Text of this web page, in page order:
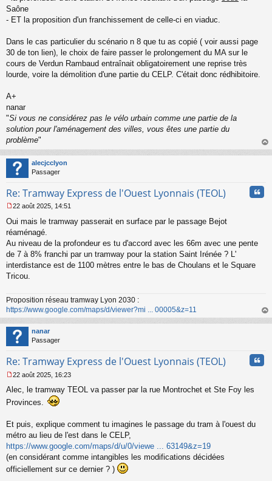
Saône
- ET la proposition d'un franchissement de celle-ci en viaduc.
Dans le cas particulier du scénario n 8 que tu as copié ( voir aussi page
30 de ton lien), le choix de faire passer le prolongement du MA sur le
cours de Verdun Rambaud entraînait obligatoirement une reprise très
lourde, voire la démolition d'une partie du CELP. C'était donc rédhibitoire.
A+
nanar
"Si vous ne considérez pas le vélo urbain comme une partie de la
solution pour l'aménagement des villes, vous êtes une partie du
problème"
au
alecjcclyon
Passager
Re: Tramway Express de l'Ouest Lyonnais (TEOL)
e
s
g
e
n
l
u
22 août 2025, 14:51
Oui mais le tramway passerait en surface par le passage Bejot
réaménagé.
Au niveau de la profondeur es tu d'accord avec les 66m avec une pente
de 7 à 8% franchi par un tramway pour la station Saint Irénée ? L'
interdistance est de 1100 mètres entre le bas de Choulans et le Square
Tricou.
Proposition réseau tramway Lyon 2030 :
https://www.google.com/maps/d/viewer?mi ... 00005&z=11
au
nanar
Passager
Re: Tramway Express de l'Ouest Lyonnais (TEOL)
e
s
g
e
n
o
l
22 août 2025, 16:23
Alec, le tramway TEOL va passer par la rue Montrochet et Ste Foy les
Provinces.
Et puis, explique comment tu imagines le passage du tram à l'ouest du
métro au lieu de l'est dans le CELP,
https://www.google.com/maps/d/u/0/viewe ... 63149&z=19
(en considérant comme intangibles les modifications décidées
officiellement sur ce dernier ? )